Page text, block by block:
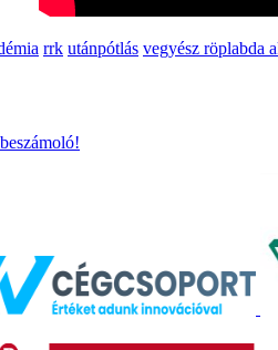
rrk utánpótlás vegyész röplabda